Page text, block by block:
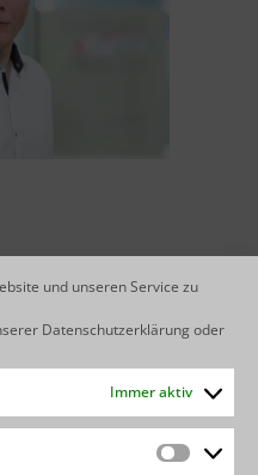
und unseren Service zu
Datenschutzerklärungoder
Immer aktiv